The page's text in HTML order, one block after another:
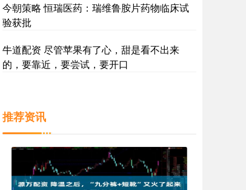
今朝策略 恒瑞医药：瑞维鲁胺片药物临床试
验获批
牛道配资 尽管苹果有了心，甜是看不出来
的，要靠近，要尝试，要开口
推荐资讯